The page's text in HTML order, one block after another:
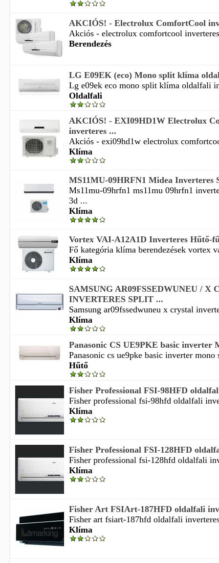
AKCIÓS! - Electrolux ComfortCool
Akciós - electrolux comfortcool
Berendezés
LG E09EK (eco) Mono split klíma
Lg e09ek eco mono split klíma oldalfali
Oldalfali
AKCIÓS! - EXI09HD1W Electrolux
inverteres ...
Akciós - exi09hd1w electrolux
Klíma
MS11MU-09HRFN1 Midea Inverteres
Ms11mu-09hrfn1 ms11mu 09hrfn1
3d ...
Klíma
Vortex VAI-A12A1D Inverteres Hűtő-
Fő kategória klíma berendezések vortex
Klíma
SAMSUNG AR09FSSEDWUNEU / X
INVERTERES SPLIT ...
Samsung ar09fssedwuneu x crystal
Klíma
Panasonic CS UE9PKE basic inverter
Panasonic cs ue9pke basic inverter
Hűtő
Fisher Professional FSI-98HFD
Fisher professional fsi-98hfd oldalfali
Klíma
Fisher Professional FSI-128HFD
Fisher professional fsi-128hfd oldalfali
Klíma
Fisher Art FSIArt-187HFD oldalfali
Fisher art fsiart-187hfd oldalfali
Klíma